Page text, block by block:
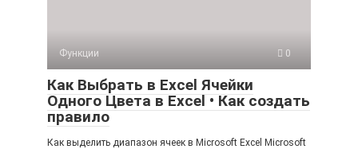
Функции 0
Как Выбрать в Excel Ячейки
Одного Цвета в Excel • Как создать
правило
Как выделить диапазон ячеек в Microsoft Excel Microsoft